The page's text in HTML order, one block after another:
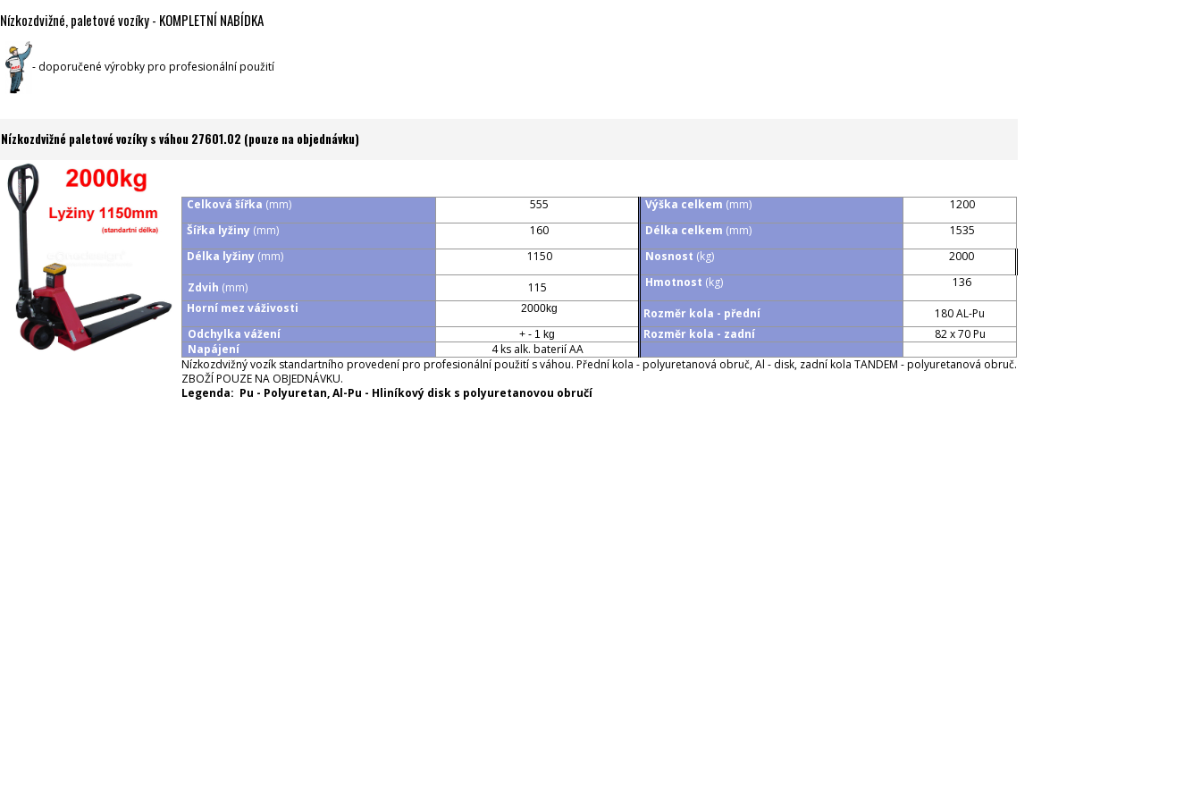
Nízkozdvižné, paletové vozíky - KOMPLETNÍ NABÍDKA
- doporučené výrobky pro profesionální použití
Nízkozdvižné paletové vozíky s váhou 27601.02 (pouze na objednávku)
Celková šířka (mm) 555 Výška celkem (mm)
1200
Šířka lyžiny (mm) 160 Délka celkem (mm)
1535
Délka lyžiny (mm) 1150 Nosnost (kg) 2000
Zdvih (mm) 115 Hmotnost (kg)
136
Horní mez váživosti
2000kg Rozměr kola - přední
180 AL-Pu
Odchylka vážení
+ - 1 kg Rozměr kola - zadní
82 x 70 Pu
Napájení
4 ks alk. baterií AA
Nízkozdvižný vozík standartního provedení pro profesionální použití s váhou. Přední kola - polyuretanová obruč, Al - disk, zadní kola TANDEM - polyuretanová obruč.
ZBOŽÍ POUZE NA OBJEDNÁVKU.
Legenda: Pu - Polyuretan, Al-Pu - Hliníkový disk s polyuretanovou obručí